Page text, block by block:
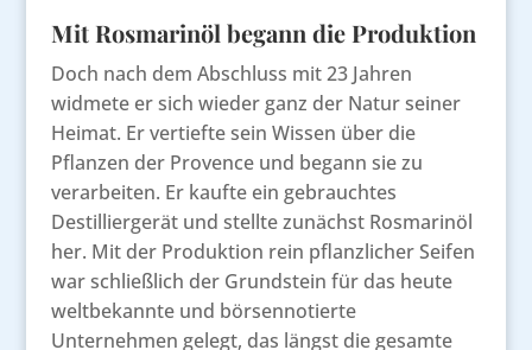
Mit Rosmarinöl begann die Produktion
Doch nach dem Abschluss mit 23 Jahren
widmete er sich wieder ganz der Natur seiner
Heimat. Er vertiefte sein Wissen über die
Pflanzen der Provence und begann sie zu
verarbeiten. Er kaufte ein gebrauchtes
Destilliergerät und stellte zunächst Rosmarinöl
her. Mit der Produktion rein pflanzlicher Seifen
war schließlich der Grundstein für das heute
weltbekannte und börsennotierte
Unternehmen gelegt, das längst die gesamte